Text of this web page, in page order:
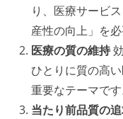
り、医療サービ
産性の向上」を必
医療の質の維持
ひとりに質の高
重要なテーマです
当たり前品質の